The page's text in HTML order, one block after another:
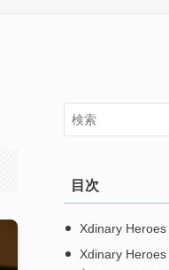
目次
Xdinary Heroes
Xdinary